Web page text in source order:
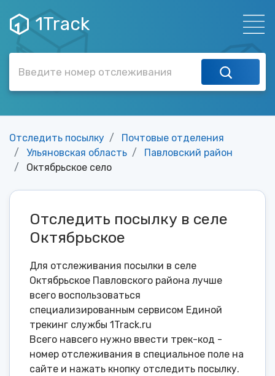
1Track
Отследить посылку
Почтовые отделения
Ульяновская область
Павловский район
Октябрьское село
Отследить посылку в селе
Октябрьское
Для отслеживания посылки в селе
Октябрьское Павловского района лучше
всего воспользоваться
специализированным сервисом Единой
трекинг службы 1Track.ru
Всего навсего нужно ввести трек-код -
номер отслеживания в специальное поле на
сайте и нажать кнопку отследить посылку.